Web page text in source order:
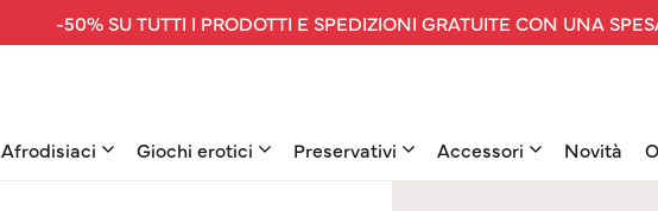
-50% SU TUTTI I PRODOTTI E SPEDIZIONI GRATUITE CON UNA
Afrodisiaci Giochi erotici Preservativi Accessori Novità